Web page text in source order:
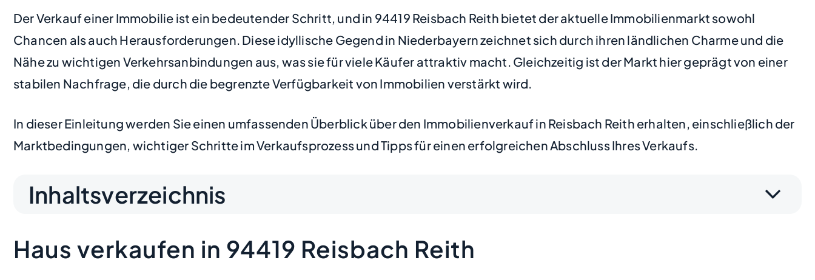
Der Verkauf einer Immobilie ist ein bedeutender Schritt, und in 94419 Reisbach Reith bietet der aktuelle Immobilienmarkt sowohl
Chancen als auch Herausforderungen. Diese idyllische Gegend in Niederbayern zeichnet sich durch ihren ländlichen Charme und die
Nähe zu wichtigen Verkehrsanbindungen aus, was sie für viele Käufer attraktiv macht. Gleichzeitig ist der Markt hier geprägt von einer
stabilen Nachfrage, die durch die begrenzte Verfügbarkeit von Immobilien verstärkt wird.
In dieser Einleitung werden Sie einen umfassenden Überblick über den Immobilienverkauf in Reisbach Reith erhalten, einschließlich der
Marktbedingungen, wichtiger Schritte im Verkaufsprozess und Tipps für einen erfolgreichen Abschluss Ihres Verkaufs.
Inhaltsverzeichnis
Haus verkaufen in 94419 Reisbach Reith